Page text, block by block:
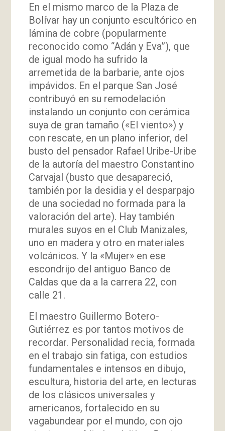
En el mismo marco de la Plaza de
Bolívar hay un conjunto escultórico en
lámina de cobre (popularmente
reconocido como “Adán y Eva”), que
de igual modo ha sufrido la
arremetida de la barbarie, ante ojos
impávidos. En el parque San José
contribuyó en su remodelación
instalando un conjunto con cerámica
suya de gran tamaño («El viento») y
con rescate, en un plano inferior, del
busto del pensador Rafael Uribe-Uribe
de la autoría del maestro Constantino
Carvajal (busto que desapareció,
también por la desidia y el desparpajo
de una sociedad no formada para la
valoración del arte). Hay también
murales suyos en el Club Manizales,
uno en madera y otro en materiales
volcánicos. Y la «Mujer» en ese
escondrijo del antiguo Banco de
Caldas que da a la carrera 22, con
calle 21.
El maestro Guillermo Botero-
Gutiérrez es por tantos motivos de
recordar. Personalidad recia, formada
en el trabajo sin fatiga, con estudios
fundamentales e intensos en dibujo,
escultura, historia del arte, en lecturas
de los clásicos universales y
americanos, fortalecido en su
vagabundear por el mundo, con ojo